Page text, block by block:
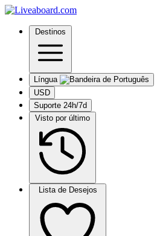
Destinos
Língua
USD
Suporte 24h/7d
Visto por último
Lista de Desejos